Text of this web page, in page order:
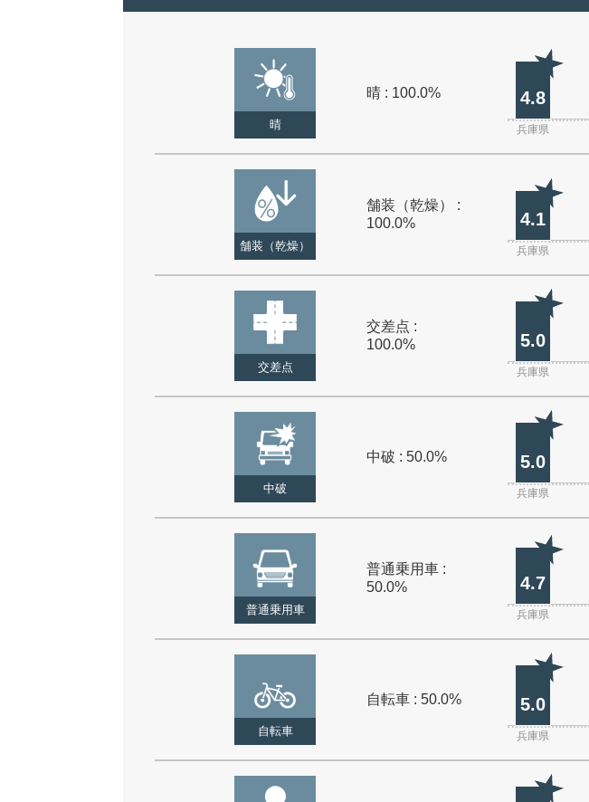
晴
晴 : 100.0% 4.8
兵庫県
舗装（乾燥）
舗装（乾燥） :
100.0%
4.1
兵庫県
交差点
交差点 :
100.0%
5.0
兵庫県
中破
中破 : 50.0% 5.0
兵庫県
普通乗用車
普通乗用車 :
50.0%
4.7
兵庫県
自転車
自転車 : 50.0% 5.0
兵庫県